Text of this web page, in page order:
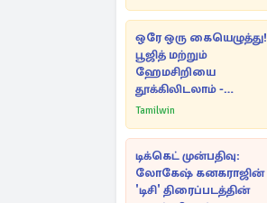
ஒரே ஒரு கையெழுத்து!
பூஜித் மற்றும்
ஹேமசிறியை
தூக்கிலிடலாம் -
அநுரவுக்குச் சென்ற
Tamilwin
டிக்கெட் முன்பதிவு:
லோகேஷ் கனகராஜின்
'டிசி' திரைப்படத்தின்